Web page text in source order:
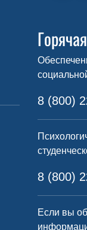
8 (800)
8 (800)
Если вы